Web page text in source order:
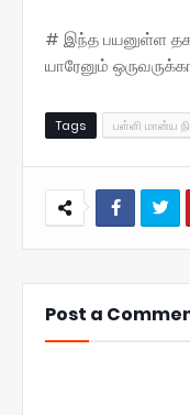
# இந்த பயனுள்ள
யாரேனும்
Tags பள்ளி மான்ய
Post a